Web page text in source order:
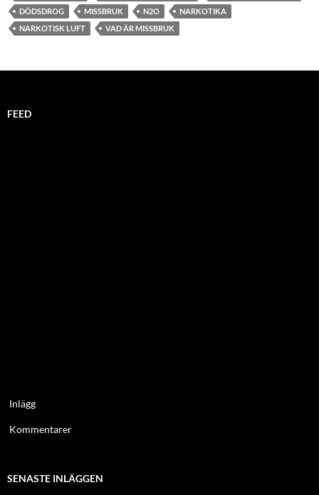
DÖDSDROG
MISSBRUK N2O
NARKOTIKA
NARKOTISK LUFT
VAD ÄR MISSBRUK
FEED
Inlägg
Kommentarer
SENASTE INLÄGGEN